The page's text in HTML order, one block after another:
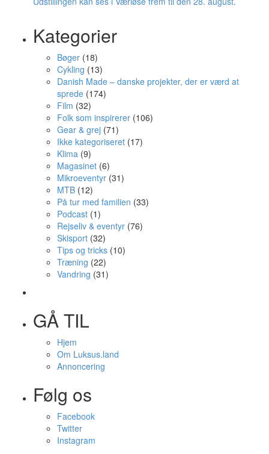
Kategorier
Bøger (18)
Cykling (13)
Danish Made – danske projekter, der er værd at
sprede (174)
Film (32)
Folk som inspirerer (106)
Gear & grej (71)
Ikke kategoriseret (17)
Klima (9)
Magasinet (6)
Mikroeventyr (31)
MTB (12)
På tur med familien (33)
Podcast (1)
Rejseliv & eventyr (76)
Skisport (32)
Tips og tricks (10)
Træning (22)
Vandring (31)
GÅ TIL
Hjem
Om Luksus.land
Annoncering
Følg os
Facebook
Twitter
Instagram